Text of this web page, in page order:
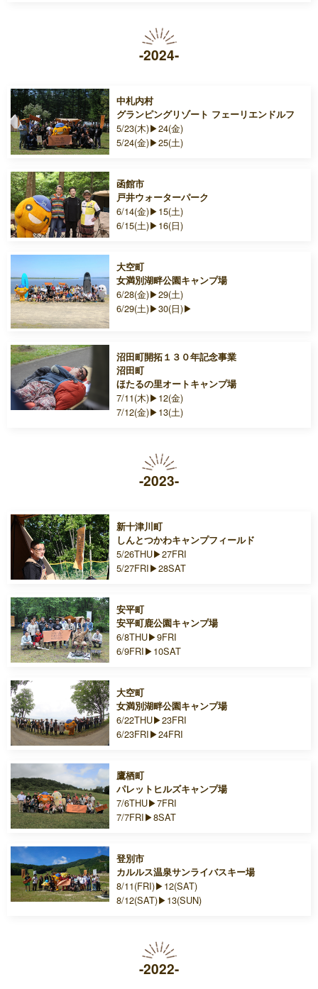
-2024-
中札内村
グランピングリゾート フェーリエンドルフ
5/23(木)▶24(金)
5/24(金)▶25(土)
函館市
戸井ウォーターパーク
6/14(金)▶15(土)
6/15(土)▶16(日)
大空町
女満別湖畔公園キャンプ場
6/28(金)▶29(土)
6/29(土)▶30(日)▶
沼田町開拓１３０年記念事業
沼田町
ほたるの里オートキャンプ場
7/11(木)▶12(金)
7/12(金)▶13(土)
-2023-
新十津川町
しんとつかわキャンプフィールド
5/26THU▶27FRI
5/27FRI▶28SAT
安平町
安平町鹿公園キャンプ場
6/8THU▶9FRI
6/9FRI▶10SAT
大空町
女満別湖畔公園キャンプ場
6/22THU▶23FRI
6/23FRI▶24FRI
鷹栖町
パレットヒルズキャンプ場
7/6THU▶7FRI
7/7FRI▶8SAT
登別市
カルルス温泉サンライバスキー場
8/11(FRI)▶12(SAT)
8/12(SAT)▶13(SUN)
-2022-